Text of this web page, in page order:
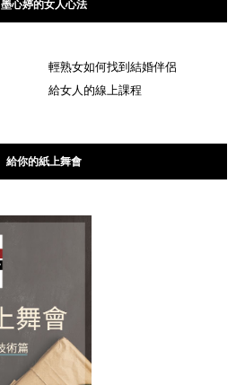
墨心婷的女人心法
輕熟女如何找到結婚伴侶
給女人的線上課程
給你的紙上舞會